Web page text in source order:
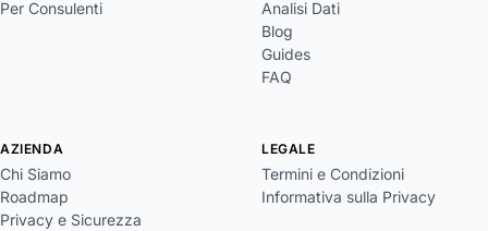
Per Consulenti
Analisi Dati
Blog
Guides
FAQ
AZIENDA
Chi Siamo
Roadmap
Privacy e Sicurezza
LEGALE
Termini e Condizioni
Informativa sulla Privacy